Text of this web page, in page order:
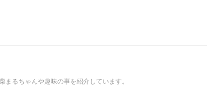
るちゃんや趣味の事を紹介しています。